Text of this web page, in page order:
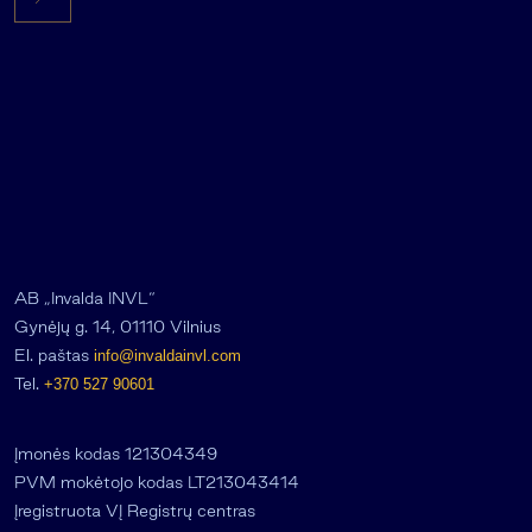
AB „Invalda INVL“
Gynėjų g. 14, 01110 Vilnius
El. paštas info@invaldainvl.com
Tel. +370 527 90601
Įmonės kodas 121304349
PVM mokėtojo kodas LT213043414
Įregistruota VĮ Registrų centras